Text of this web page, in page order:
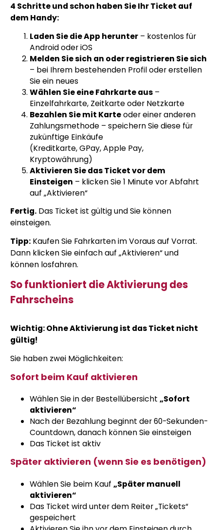
4 Schritte und schon haben Sie Ihr Ticket auf
dem Handy:
Laden Sie die App herunter – kostenlos für
Android oder iOS
Melden Sie sich an oder registrieren Sie sich
– bei Ihrem bestehenden Profil oder erstellen
Sie ein neues
Wählen Sie eine Fahrkarte aus –
Einzelfahrkarte, Zeitkarte oder Netzkarte
Bezahlen Sie mit Karteoder einer anderen
Zahlungsmethode – speichern Sie diese für
zukünftige Einkäufe
(Kreditkarte, GPay, Apple Pay,
Kryptowährung)
Aktivieren Sie das Ticket vor dem
Einsteigen – klicken Sie 1 Minute vor Abfahrt
auf „Aktivieren“
Fertig. Das Ticket ist gültig und Sie können
einsteigen.
Tipp: Kaufen Sie Fahrkarten im Voraus auf Vorrat.
Dann klicken Sie einfach auf „Aktivieren“ und
können losfahren.
So funktioniert die Aktivierung des
Fahrscheins
Wichtig: Ohne Aktivierung ist das Ticket nicht
gültig!
Sie haben zwei Möglichkeiten:
Sofort beim Kauf aktivieren
Wählen Sie in der Bestellübersicht „Sofort
aktivieren“
Nach der Bezahlung beginnt der 60-Sekunden-
Countdown, danach können Sie einsteigen
Das Ticket ist aktiv
Später aktivieren (wenn Sie es benötigen)
Wählen Sie beim Kauf „Später manuell
aktivieren“
Das Ticket wird unter dem Reiter „Tickets“
gespeichert